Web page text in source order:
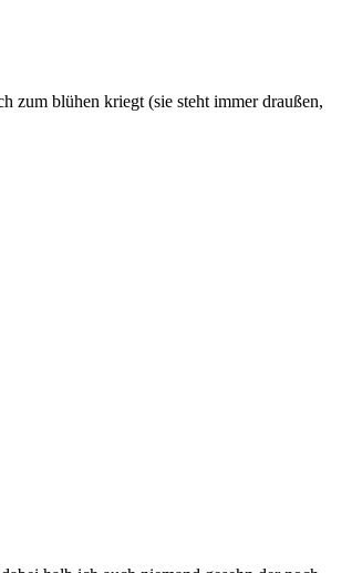
zum blühen kriegt (sie steht immer draußen,